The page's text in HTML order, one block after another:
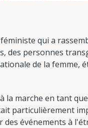
qui a
des personnes
de la femme,
la marche en tant
particulièrement
événements à